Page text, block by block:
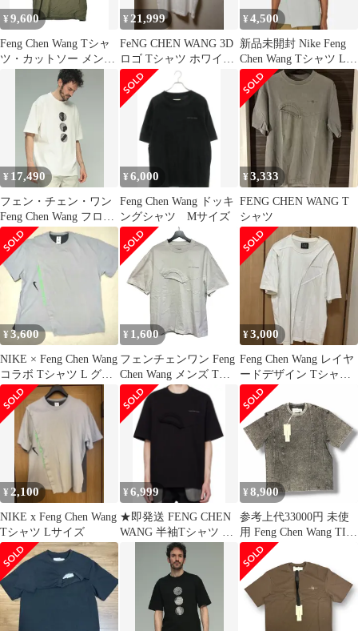
¥9,600
Feng Chen Wang Tシャ
ツ・カットソー メンズ
【古着】【中古】【送
¥ 21,999
FeNG CHEN WANG 3D
ロゴ Tシャツ ホワイト
L
¥4,500
新品未開封 Nike Feng
Chen Wang Tシャツ Lサ
イズ
¥ 17,490
フェン・チェン・ワン
Feng Chen Wang フロン
トパッチ クルーネック
半袖 TシャツYU ZI
XIE FCWFUS19TS11 ホ
ワイト
¥6,000
Feng Chen Wang ドッキ
ングシャツ Mサイズ
¥3,333
FENG CHEN WANG T
シャツ
¥3,600
NIKE × Feng Chen Wang
コラボ Tシャツ L グレ
ー
¥ 1,600
フェンチェンワン Feng
Chen Wang メンズ Tシ
ャツ レイヤードデザイ
ン コットン L ホワイト
FF12TSH713【ZY2】
¥3,000
Feng Chen Wang レイヤ
ードデザイン Tシャツ
ホワイト
¥ 2,100
NIKE x Feng Chen Wang
Tシャツ Lサイズ
¥6,999
★即発送 FENG CHEN
WANG 半袖Tシャツ 黒
系 XLサイズ
¥ 8,900
参考上代33000円 未使
用 Feng Chen Wang TIE-
DYE PANELLED T-
SHIRT タイダイパネル
Tシャツ 半袖カットソ
ー フェンチェンワン
FUS19TS04G グレー S